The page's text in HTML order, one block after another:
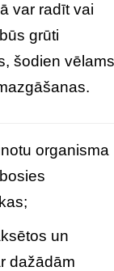
var radīt vai
grūti
šodien vēlams
organisma
un
dažādām